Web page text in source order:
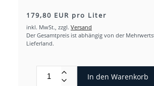
179,80 EUR pro Liter
inkl. MwSt., zzgl. Versand
Der Gesamtpreis ist abhängig von der
Lieferland.
In den Warenkorb